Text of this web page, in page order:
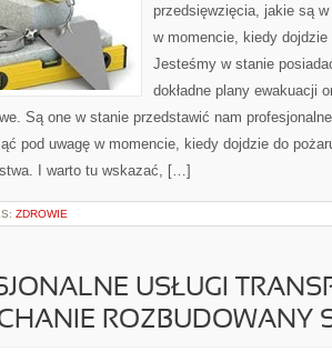
przedsięwzięcia, jakie są
w momencie, kiedy
Jesteśmy w stanie
dokładne plany ewakuacji
Są one w stanie przedstawić nam
pod uwagę w momencie, kiedy dojdzie do
I warto tu wskazać, […]
ZDROWIE
USŁUGI
ROZBUDOWANY